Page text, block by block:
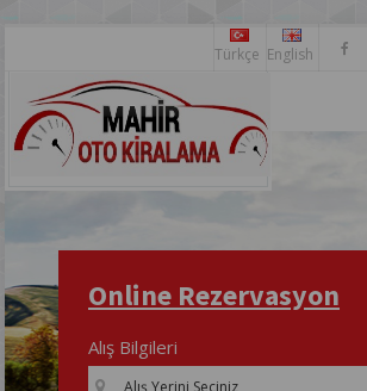
Türkçe English
Online Rezervasyon
Alış Bilgileri